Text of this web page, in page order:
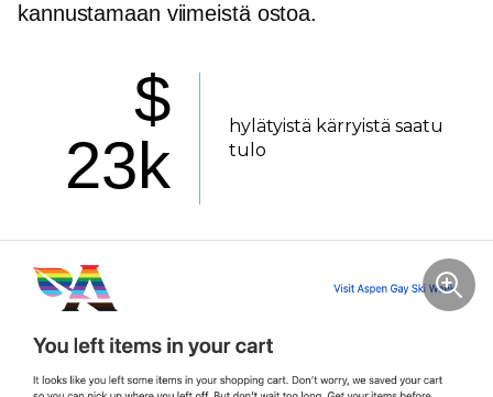
kannustamaan viimeistä ostoa.
$
23k
hylätyistä kärryistä saatu
tulo